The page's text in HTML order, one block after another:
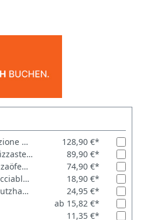
gi.metal Pizzaschaufel Evoluzione Alu rechteckig 33x33cm perforiert
128,90 €*
megrill No Bubble Biscotto Pizzastein 39,5 × 34,5 × 3 cm
89,90 €*
Biscotto - Spezialstein für Pizzaöfen 39,5x34,5x3cm
74,90 €*
Cerutti Inox Blaublech / Focacciablech – Tradition trifft Innovation
18,90 €*
Maßgeschneiderte Staubschutzhaube für EffeUno Pizzaöfen P134H - Hergestellt in Deutschland
24,95 €*
ab 15,82 €*
11,35 €*